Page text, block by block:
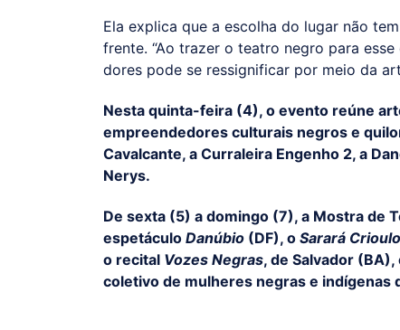
Ela explica que a escolha do lugar não
frente. “Ao trazer o teatro negro para
dores pode se ressignificar por meio da
Nesta quinta-feira (4), o evento reúne
empreendedores culturais negros e
Cavalcante, a Curraleira Engenho 2, a
Nerys.
De sexta (5) a domingo (7), a Mostra de
espetáculo Danúbio (DF), o Sarará Crioulo
o recital Vozes Negras, de Salvador
coletivo de mulheres negras e indígenas